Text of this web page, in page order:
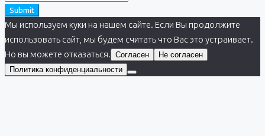
Submit
Мы используем куки на нашем сайте. Если Вы продолжите
использовать сайт, мы будем считать что Вас это устраивает.
Но вы можете отказаться. Согласен
Не согласен
Политика конфиденциальности